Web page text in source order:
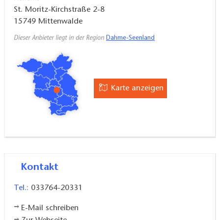
Kosten - denn in der gotischen Kirche finden
regelmäßig musikalische Veranstaltungen statt.
Gottesdienste finden jeden Sonntag um 10:30 Uhr in
der Kirche statt - im Winter in der St.
Georgenkapelle, Berliner Vorstadt 18, 15749
Mittenwalde.
St. Moritz-Kirchstraße 2-8
15749 Mittenwalde
Dieser Anbieter liegt in der Region Dahme-Seenland
Karte anzeigen
Kontakt
Tel.: 033764-20331
E-Mail schreiben